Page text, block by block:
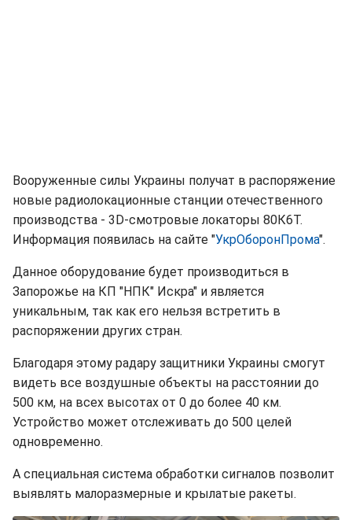
Вооруженные силы Украины получат в распоряжение
новые радиолокационные станции отечественного
производства - 3D-смотровые локаторы 80К6Т.
Информация появилась на сайте "УкрОборонПрома".
Данное оборудование будет производиться в
Запорожье на КП "НПК" Искра" и является
уникальным, так как его нельзя встретить в
распоряжении других стран.
Благодаря этому радару защитники Украины смогут
видеть все воздушные объекты на расстоянии до
500 км, на всех высотах от 0 до более 40 км.
Устройство может отслеживать до 500 целей
одновременно.
А специальная система обработки сигналов позволит
выявлять малоразмерные и крылатые ракеты.